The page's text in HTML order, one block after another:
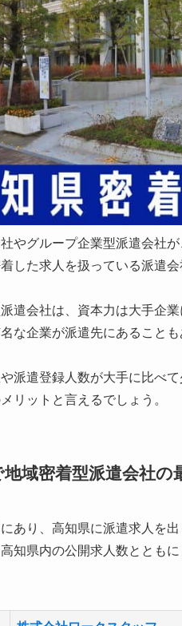
やグループ企業型派遣会社
した求人を扱っている派遣
遣会社は、資本力は大手企
な企業が派遣先にあることも
派遣登録人数が大手に比べ
リットと言えるでしょう。
地域密着型派遣会社の
あり、高知県に派遣求人を
知県内の公開求人数とともに